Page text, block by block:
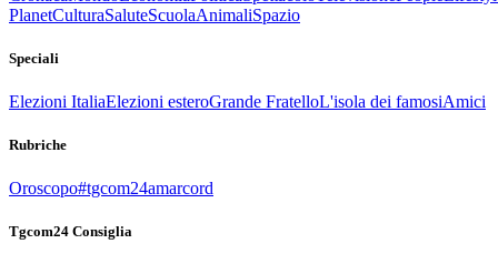
PlanetCulturaSaluteScuolaAnimaliSpazio
Speciali
Elezioni ItaliaElezioni esteroGrande FratelloL'isola dei famosiAmici
Rubriche
Oroscopo#tgcom24amarcord
Tgcom24 Consiglia